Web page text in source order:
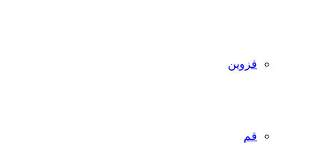
قزوین
قم